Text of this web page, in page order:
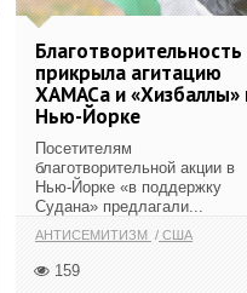
Благотворительность
прикрыла агитацию
ХАМАСа и «Хизбаллы»
Нью-Йорке
Посетителям
благотворительной акции в
Нью-Йорке «в поддержку
Судана» предлагали...
АНТИСЕМИТИЗМ США
159